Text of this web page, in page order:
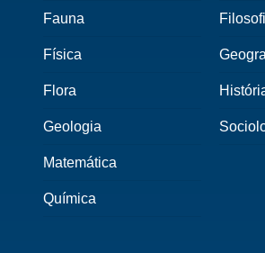
Fauna
Física
Flora
Geologia
Matemática
Química